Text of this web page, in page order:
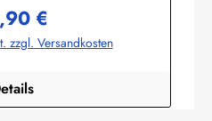
Größe 0 - bis 46 cm
1 - bis 52 cm
2 - bis 55 cm Kopfumfang
Str. 1226409
bekleidung.de
Preis:
€
zzgl. Versandkosten